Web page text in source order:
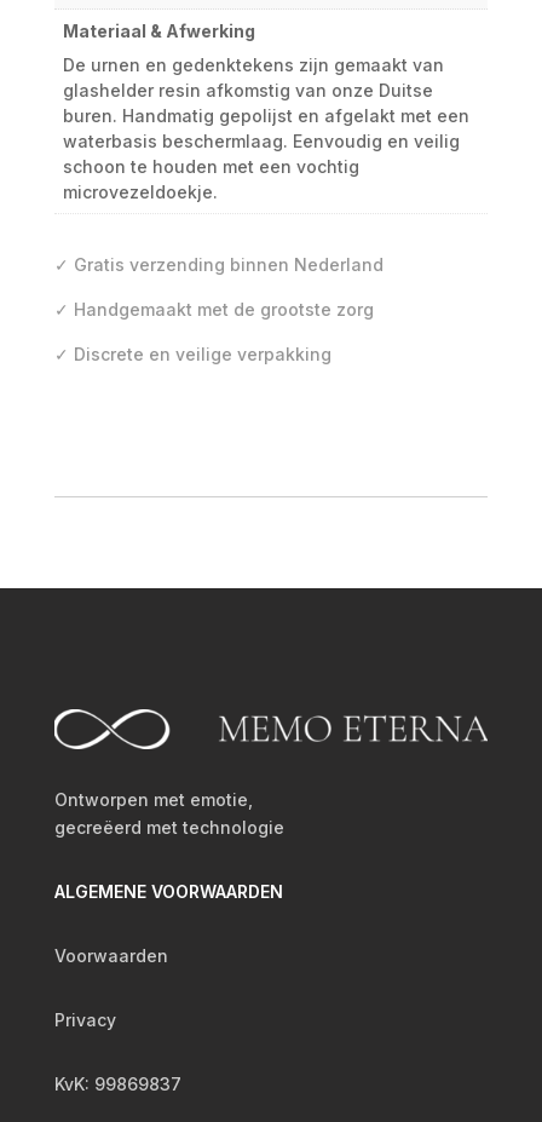
Materiaal & Afwerking
De urnen en gedenktekens zijn gemaakt van
glashelder resin afkomstig van onze Duitse
buren. Handmatig gepolijst en afgelakt met een
waterbasis beschermlaag. Eenvoudig en veilig
schoon te houden met een vochtig
microvezeldoekje.
✓ Gratis verzending binnen Nederland
✓ Handgemaakt met de grootste zorg
✓ Discrete en veilige verpakking
Ontworpen met emotie,
gecreëerd met technologie
ALGEMENE VOORWAARDEN
Voorwaarden
Privacy
KvK: 99869837